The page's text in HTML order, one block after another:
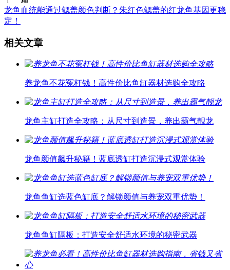
龙鱼血统能通过鳃盖颜色判断？朱红色鳃盖的红龙鱼基因更稳
定！
相关文章
养龙鱼不花冤枉钱！高性价比鱼缸器材选购全攻略
龙鱼主缸打造全攻略：从尺寸到造景，养出霸气靓龙
龙鱼颜值飙升秘籍！蓝底透缸打造沉浸式观赏体验
龙鱼鱼缸选蓝色缸底？解锁颜值与养宠双重优势！
龙鱼鱼缸隔板：打造安全舒适水环境的秘密武器